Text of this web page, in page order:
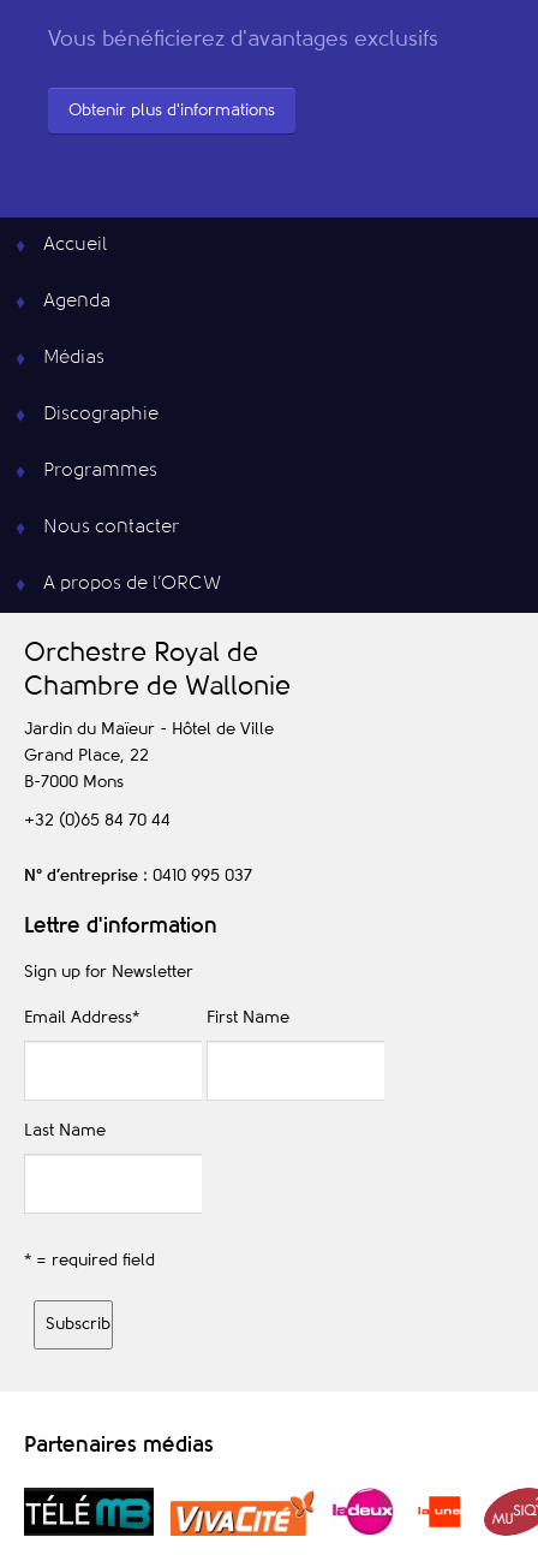
Vous bénéficierez d'avantages exclusifs
Obtenir plus d'informations
Accueil
Agenda
Médias
Discographie
Programmes
Nous contacter
A propos de l’ORCW
Orchestre Royal de
Chambre de Wallonie
Jardin du Maïeur - Hôtel de Ville
Grand Place, 22
B-7000 Mons
+32 (0)65 84 70 44
N° d’entreprise : 0410 995 037
Lettre d'information
Sign up for Newsletter
Email Address* First Name
Last Name
* = required field
Partenaires médias